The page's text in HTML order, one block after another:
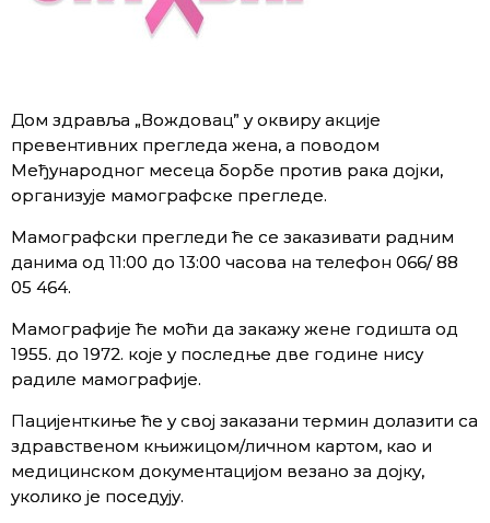
Дом здравља „Вождовац” у оквиру акције
превентивних прегледа жена, а поводом
Међународног месеца борбе против рака дојки,
организује мамографске прегледе.
Мамографски прегледи ће се заказивати радним
данима од 11:00 до 13:00 часова на телефон 066/ 88
05 464.
Мамографије ће моћи да закажу жене годишта од
1955. до 1972. које у последње две године нису
радиле мамографије.
Пацијенткиње ће у свој заказани термин долазити са
здравственом књижицом/личном картом, као и
медицинском документацијом везано за дојку,
уколико је поседују.